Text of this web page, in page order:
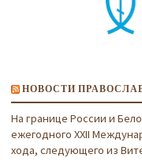
НОВОСТИ
На границе России и
ежегодного XXII
хода, следующего из